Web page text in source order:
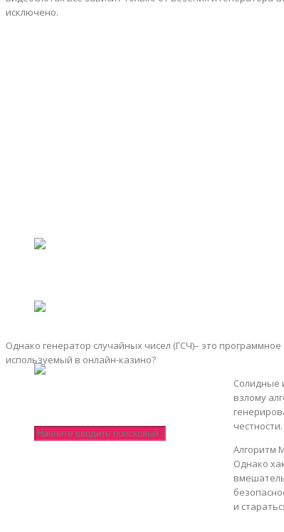
исключено.
Однако генератор случайных чисел (ГСЧ)– это
используемый в онлайн-казино?
Солидные
взлому
честности.
Алгоритм
Однако
и